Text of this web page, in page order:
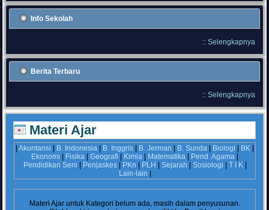
Info Sekolah
:: Selengkapnya
Berita Terbaru
:: Selengkapnya
Materi Ajar
|Akuntansi B. Indonesia B. Inggris B. Jerman B. Sunda Biologi BK
Ekonomi
Fisika |Geografi Kimia Matematika Pend. Agama
Pendidikan Seni
Penjaskes| PKn PLH Sejarah Sosiologi T I K|
Lain-lain
Materi Ajar untuk Kategori belum ada, masih dalam penyusunan.